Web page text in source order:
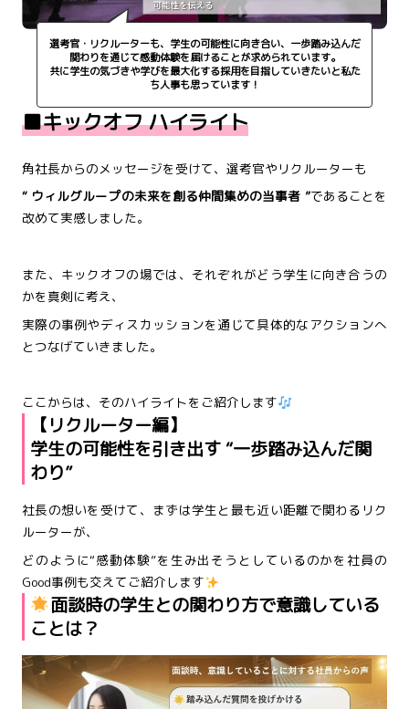
選考官・リクルーターも、学生の可能性に向き合い、一歩踏み込んだ
関わりを通じて感動体験を届けることが求められています。
共に学生の気づきや学びを最大化する採用を目指していきたいと私た
ち人事も思っています！
■キックオフ ハイライト
角社長からのメッセージを受けて、選考官やリクルーターも
“ ウィルグループの未来を創る仲間集めの当事者 ”であることを
改めて実感しました。
また、キックオフの場では、それぞれがどう学生に向き合うの
かを真剣に考え、
実際の事例やディスカッションを通じて具体的なアクションへ
とつなげていきました。
ここからは、そのハイライトをご紹介します
【リクルーター編】
学生の可能性を引き出す “一歩踏み込んだ関
わり”
社長の想いを受けて、まずは学生と最も近い距離で関わるリク
ルーターが、
どのように“感動体験”を生み出そうとしているのかを社員の
Good事例も交えてご紹介します
面談時の学生との関わり方で意識している
ことは？